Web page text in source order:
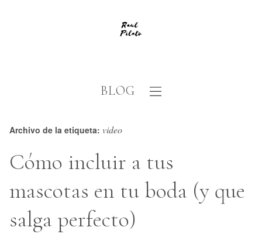
BLOG
Archivo de la etiqueta: video
Cómo incluir a tus
mascotas en tu boda (y que
salga perfecto)